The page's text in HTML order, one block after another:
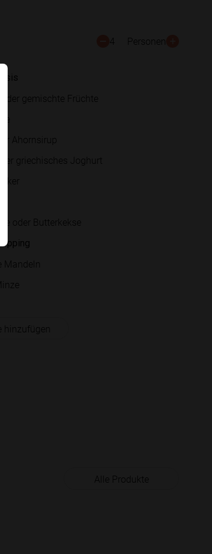
4 Personen
oder gemischte Früchte
Ahornsirup
griechisches Joghurt
oder Butterkekse
Mandeln
hinzufügen
Alle Produkte